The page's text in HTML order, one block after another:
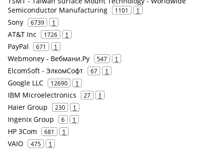
Semiconductor Manufacturing
1101 1
Sony 6739 1
AT&T Inc 1726 1
PayPal 671 1
Webmoney - Вебмани.Ру 547 1
ElcomSoft - ЭлкомСофт 67 1
Google LLC 12690 1
IBM Microelectronics 27 1
Haier Group 230 1
Ingenix Group 6 1
HP 3Com 681 1
VAIO 475 1